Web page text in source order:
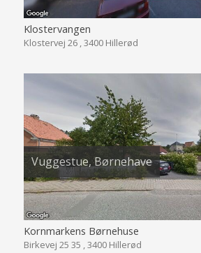
Klostervangen
Klostervej 26 , 3400 Hillerød
Vuggestue, Børnehave
Kornmarkens Børnehuse
Birkevej 25 35 , 3400 Hillerød